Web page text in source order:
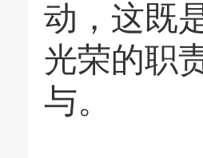
动，这既
光荣的职
与。